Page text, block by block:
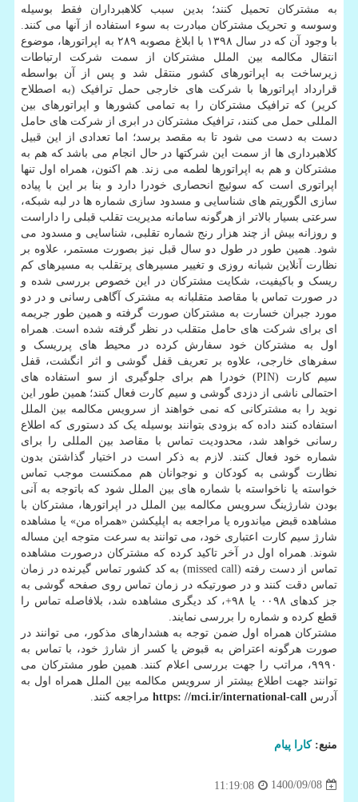
به مشترکان تحمیل کنند؛ بدین سبب کلاهبرداران فقط بوسیله
وسوسه و تحریک مشترکان مبادرت به سوء استفاده از آنها می کنند.
با وجود آن که در سال ۱۳۹۸ با ابلاغ مصوبه ۲۸۹ به اپراتورها، موضوع
انتقال مکالمه بین الملل مشترکان از سمت شرکت ارتباطات
زیرساخت به اپراتورهای کشور منتقل شد و پس از آن بواسطه
قرارداد اپراتورها با شرکت های خارجی حمل ترافیک (به اصطلاح
کریر) که ترافیک مشترکان را به تمامی کشورها و اپراتورهای بین
المللی حمل می کنند، ترافیک مشترکان در ابری از شرکت های حامل
دست به دست می شود تا به مقصد برسد؛ اما تعدادی از این قبیل
کلاهبرداری ها از سمت این شرکتها در حال انجام می باشد که هم به
مشترکان و هم به اپراتورها لطمه می زند. هم اکنون، همراه اول تنها
اپراتوری است که سوئیچ انحصاری خودرا دارد و بنا بر این با پیاده
سازی الگوریتم های شناسایی و مسدود سازی شماره ها در لبه شبکه،
سرعتی بسیار بالاتر از هرگونه سامانه مدیریت تقلب قبلی را داراست
و روزانه بیش از چند هزار رنج شماره تقلبی، شناسایی و مسدود می
شود. همین طور در طول دو سال قبل نیز بصورت مستمر، علاوه بر
نظارت آنلاین شبانه روزی و تغییر مسیرهای پرتقلب به مسیرهای کم
ریسک و باکیفیت، شکایت مشترکان در این خصوص بررسی شده و
در صورت تماس با مقاصد متقلبانه به مشترک آگاهی رسانی و در دو
مورد جبران خسارت به مشترکان صورت گرفته و همین طور جریمه
ای برای شرکت های حامل متقلب در نظر گرفته شده است. همراه
اول به مشترکان خود سفارش کرده در محیط های پرریسک و
سفرهای خارجی، علاوه بر تعریف قفل گوشی و اثر انگشت، قفل
سیم کارت (PIN) خودرا هم برای جلوگیری از سو استفاده های
احتمالی ناشی از دزدی گوشی و سیم کارت فعال کنند؛ همین طور این
نوید را به مشترکانی که نمی خواهند از سرویس مکالمه بین الملل
استفاده کنند داده که بزودی بتوانند بوسیله یک کد دستوری که اطلاع
رسانی خواهد شد، محدودیت تماس با مقاصد بین المللی را برای
شماره خود فعال کنند. لازم به ذکر است در اختیار گذاشتن بدون
نظارت گوشی به کودکان و نوجوانان هم ممکنست موجب تماس
خواسته یا ناخواسته با شماره های بین الملل شود که باتوجه به آنی
بودن شارژینگ سرویس مکالمه بین الملل در اپراتورها، مشترکان با
مشاهده قبض میاندوره یا مراجعه به اپلیکشن «همراه من» یا مشاهده
شارژ سیم کارت اعتباری خود، می توانند به سرعت متوجه این مساله
شوند. همراه اول در آخر تاکید کرده که مشترکان درصورت مشاهده
تماس از دست رفته (missed call) به کد کشور تماس گیرنده در زمان
تماس دقت کنند و در صورتیکه در زمان تماس روی صفحه گوشی به
جز کدهای ۰۰۹۸ یا ۹۸+، کد دیگری مشاهده شد، بلافاصله تماس را
قطع کرده و شماره را بررسی نمایند.
مشترکان همراه اول ضمن توجه به هشدارهای مذکور، می توانند در
صورت هرگونه اعتراض به قبوض یا کسر از شارژ خود، با تماس به
۹۹۹۰، مراتب را جهت بررسی اعلام کنند. همین طور مشترکان می
توانند جهت اطلاع بیشتر از سرویس مکالمه بین الملل همراه اول به
آدرس https: //mci.ir/international-call مراجعه کنند.
منبع:كارا پیام
1400/09/08
11:19:08